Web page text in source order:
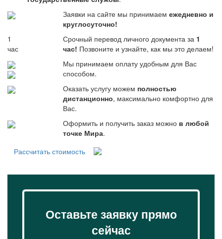
Заявки на сайте мы принимаем ежедневно и
круглосуточно!
1
час
Срочный перевод личного документа за 1
час! Позвоните и узнайте, как мы это делаем!
Мы принимаем оплату удобным для Вас
способом.
Оказать услугу можем полностью
дистанционно, максимально комфортно для
Вас.
Оформить и получить заказ можно в любой
точке Мира.
Рассчитать стоимость
Оставьте заявку прямо
сейчас